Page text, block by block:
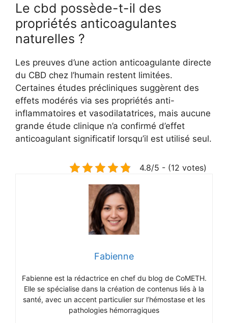
Le cbd possède-t-il des
propriétés anticoagulantes
naturelles ?
Les preuves d’une action anticoagulante directe
du CBD chez l’humain restent limitées.
Certaines études précliniques suggèrent des
effets modérés via ses propriétés anti-
inflammatoires et vasodilatatrices, mais aucune
grande étude clinique n’a confirmé d’effet
anticoagulant significatif lorsqu’il est utilisé seul.
4.8/5 - (12 votes)
Fabienne
Fabienne est la rédactrice en chef du blog de CoMETH.
Elle se spécialise dans la création de contenus liés à la
santé, avec un accent particulier sur l’hémostase et les
pathologies hémorragiques